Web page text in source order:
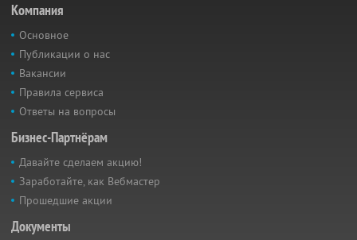
Компания
Основное
Публикации о нас
Вакансии
Правила сервиса
Ответы на вопросы
Бизнес-Партнёрам
Давайте сделаем акцию!
Заработайте, как Вебмастер
Прошедшие акции
Документы